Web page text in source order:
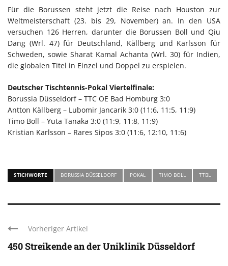
Für die Borussen steht jetzt die Reise nach Houston zur
Weltmeisterschaft (23. bis 29, November) an. In den USA
versuchen 126 Herren, darunter die Borussen Boll und Qiu
Dang (Wrl. 47) für Deutschland, Källberg und Karlsson für
Schweden, sowie Sharat Kamal Achanta (Wrl. 30) für Indien,
die globalen Titel in Einzel und Doppel zu erspielen.
Deutscher Tischtennis-Pokal Viertelfinale:
Borussia Düsseldorf – TTC OE Bad Homburg 3:0
Antton Källberg – Lubomir Jancarik 3:0 (11:6, 11:5, 11:9)
Timo Boll – Yuta Tanaka 3:0 (11:9, 11:8, 11:9)
Kristian Karlsson – Rares Sipos 3:0 (11:6, 12:10, 11:6)
STICHWORTE BORUSSIA DÜSSELDORF POKAL TIMO BOLL TTBL
Vorheriger Artikel
450 Streikende an der Uniklinik Düsseldorf